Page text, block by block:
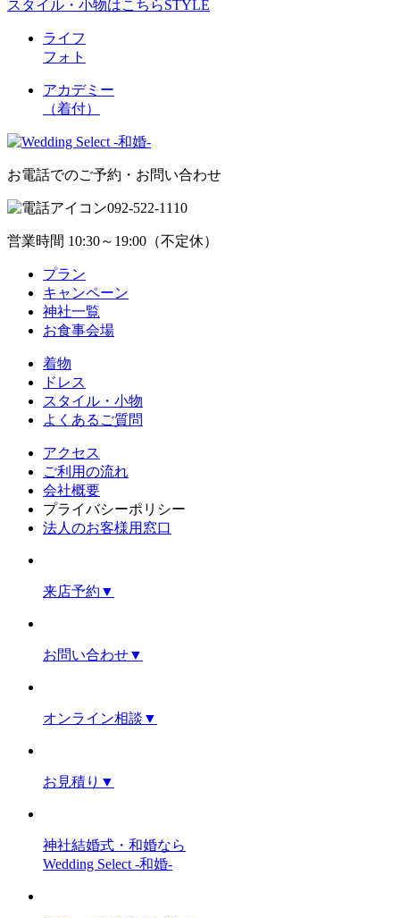
スタイル・小物はこちらSTYLE
ライフ
フォト
アカデミー
（着付）
お電話でのご予約・お問い合わせ
092-522-1110
営業時間 10:30～19:00（不定休）
プラン
キャンペーン
神社一覧
お食事会場
着物
ドレス
スタイル・小物
よくあるご質問
アクセス
ご利用の流れ
会社概要
プライバシーポリシー
法人のお客様用窓口
来店予約 ▼
お問い合わせ▼
オンライン相談 ▼
お見積り ▼
神社結婚式・和婚なら
Wedding Select -和婚-